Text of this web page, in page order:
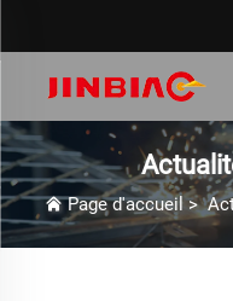
Page d'accueil >